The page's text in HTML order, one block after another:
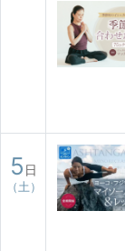
5 日
（土）